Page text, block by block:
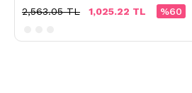
%60
1,025.22 TL
2,563.05 TL